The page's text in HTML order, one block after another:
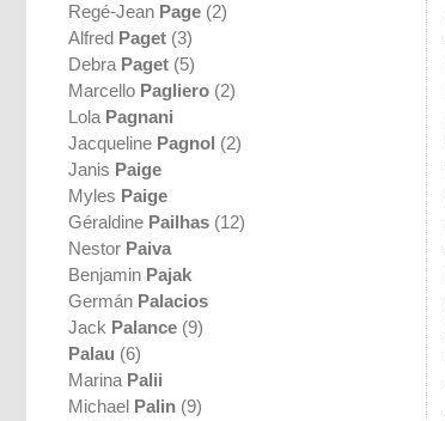
Regé-Jean Page (2)
Alfred Paget (3)
Debra Paget (5)
Marcello Pagliero (2)
Lola Pagnani
Jacqueline Pagnol (2)
Janis Paige
Myles Paige
Géraldine Pailhas (12)
Nestor Paiva
Benjamin Pajak
Germán Palacios
Jack Palance (9)
Palau (6)
Marina Palii
Michael Palin (9)